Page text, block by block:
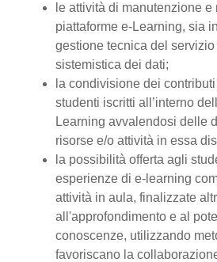
le attività di manutenzione
piattaforme e-Learning, sia
gestione tecnica del
sistemistica dei dati;
la condivisione dei
studenti iscritti all’interno
Learning avvalendosi delle
risorse e/o attività in essa
la possibilità offerta agli
esperienze di e-learning
attività in aula, finalizzate
all'approfondimento e al
conoscenze, utilizzando
favoriscano la